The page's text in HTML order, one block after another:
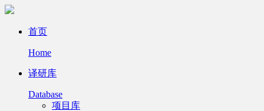
首页
Home
译研库
Database
项目库